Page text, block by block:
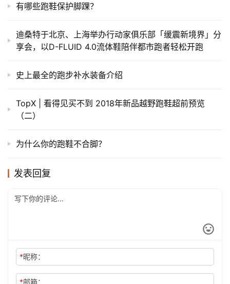
有哪些跑鞋保护脚踝？
迪桑特于北京、上海举办行动家俱乐部「缓震新境界」分
享会，以D-FLUID 4.0流体鞋陪伴都市跑者轻松开跑
史上最全的跑步补水装备介绍
TopX | 看得见买不到 2018年新品越野跑鞋超前预览
（二）
为什么你的跑鞋不合脚？
发表回复
*昵称：
*邮箱：